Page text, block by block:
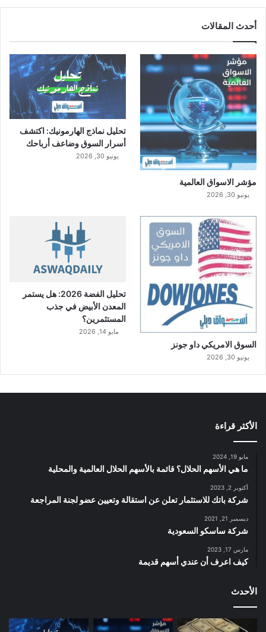
أحدث المقالات
مؤشر الاسواق العالمية
يونيو 30, 2026
تحليل نماذج الهارمونيك: اكتشف
أسرار السوق وضاعف أرباحك
يونيو 30, 2026
السوق الامريكي داو جونز
يونيو 30, 2026
تحليل الفضة 2026: هل يستمر
المعدن الأبيض في جذب
المستثمرين؟
مايو 14, 2026
الأكثر قراءة
مايو 19, 2024
ما هي الأسهم الحلال؟ قائمة بالأسهم الحلال العالمية والمحلية
أكتوبر 2, 2023
شركة باتك للاستثمار تعلن عن استقالة وتعيين عضو لجنة المراجعة
ديسمبر 21, 2021
شركة ساسكو السعودية
مارس 17, 2023
كيف اعرف أن عندي أسهم قديمة
الأحدث